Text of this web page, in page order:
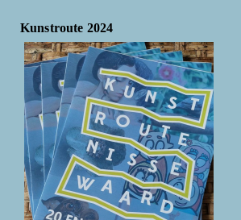
Kunstroute 2024